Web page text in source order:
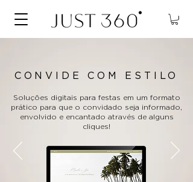
CONVIDE COM ESTILO
Soluções digitais para festas em um formato
prático para que o convidado seja informado,
envolvido e encantado através de alguns
cliques!